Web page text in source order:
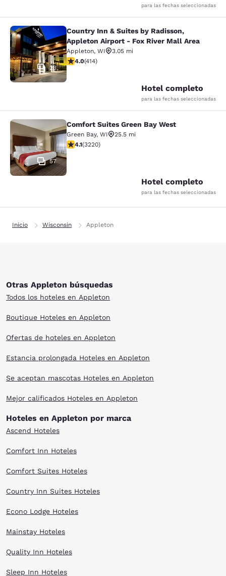
para las fechas seleccionadas
Country Inn & Suites by Radisson,
23
Country Inn & Suites by Radisson,
Appleton Airport - Fox River Mall Area
Appleton, WI
3.05 mi
calificación de 3.96 estrellas. Bueno. 414 reseñas
4.0(414)
Hotel completo
para las fechas seleccionadas
Comfort Suites Green Bay West
57
Comfort Suites Green Bay West
Green Bay, WI
25.5 mi
calificación de 4.12 estrellas. Muy bueno. 3220
4.1(3220)
Hotel completo
para las fechas seleccionadas
Inicio Wisconsin Appleton
Otras Appleton búsquedas
Todos los hoteles en Appleton
Boutique Hoteles en Appleton
Ofertas de hoteles en Appleton
Estancia prolongada Hoteles en Appleton
Se aceptan mascotas Hoteles en Appleton
Mejor calificados Hoteles en Appleton
Hoteles en Appleton por marca
Ascend Hoteles
Comfort Inn Hoteles
Comfort Suites Hoteles
Country Inn Suites Hoteles
Econo Lodge Hoteles
Mainstay Hoteles
Quality Inn Hoteles
Sleep Inn Hoteles